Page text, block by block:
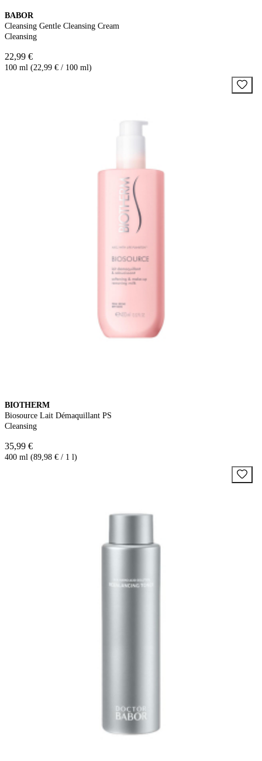
BABOR
Cleansing Gentle Cleansing Cream
Cleansing
22,99 €
100 ml (22,99 € / 100 ml)
BIOTHERM
Biosource Lait Démaquillant PS
Cleansing
35,99 €
400 ml (89,98 € / 1 l)